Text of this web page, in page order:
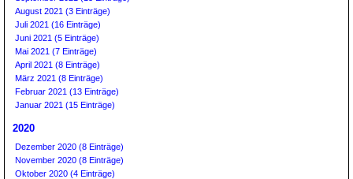
August 2021 (3 Einträge)
Juli 2021 (16 Einträge)
Juni 2021 (5 Einträge)
Mai 2021 (7 Einträge)
April 2021 (8 Einträge)
März 2021 (8 Einträge)
Februar 2021 (13 Einträge)
Januar 2021 (15 Einträge)
2020
Dezember 2020 (8 Einträge)
November 2020 (8 Einträge)
Oktober 2020 (4 Einträge)